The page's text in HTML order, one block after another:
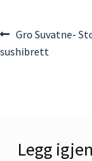
Gro Suvatne-
sushibrett
Legg